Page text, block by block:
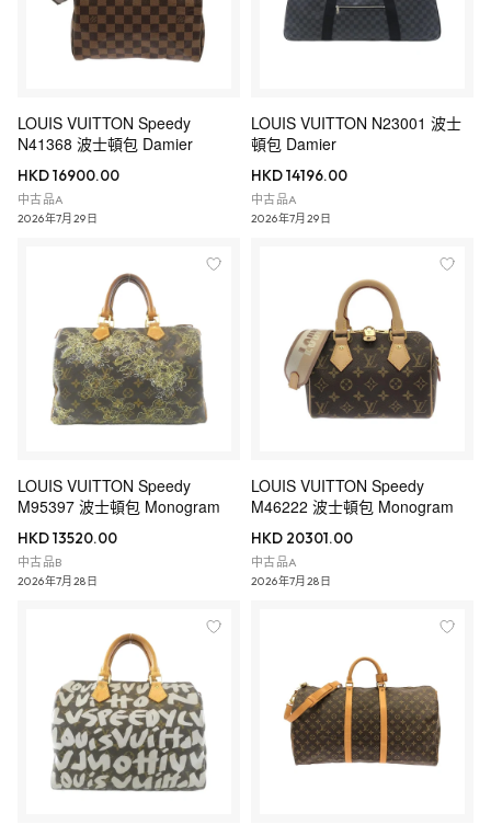
LOUIS VUITTON Speedy
N41368 波士頓包 Damier
HKD 16900.00
中古品A
2026年7月29日
LOUIS VUITTON N23001 波士
頓包 Damier
HKD 14196.00
中古品A
2026年7月29日
LOUIS VUITTON Speedy
M95397 波士頓包 Monogram
HKD 13520.00
中古品B
2026年7月28日
LOUIS VUITTON Speedy
M46222 波士頓包 Monogram
HKD 20301.00
中古品A
2026年7月28日